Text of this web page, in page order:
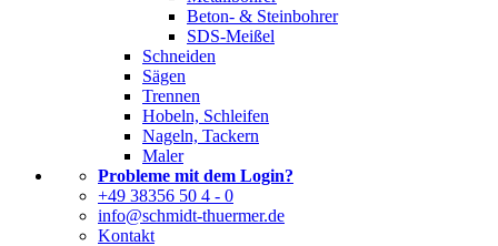
Beton- & Steinbohrer
SDS-Meißel
Schneiden
Sägen
Trennen
Hobeln, Schleifen
Nageln, Tackern
Maler
Probleme mit dem Login?
+49 38356 50 4 - 0
info@schmidt-thuermer.de
Kontakt